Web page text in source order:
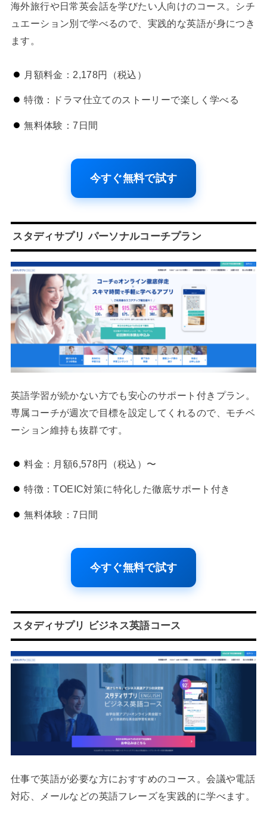
海外旅行や日常英会話を学びたい人向けのコース。シチ
ュエーション別で学べるので、実践的な英語が身につき
ます。
月額料金：2,178円（税込）
特徴：ドラマ仕立てのストーリーで楽しく学べる
無料体験：7日間
今すぐ無料で試す
スタディサプリ パーソナルコーチプラン
英語学習が続かない方でも安心のサポート付きプラン。
専属コーチが週次で目標を設定してくれるので、モチベ
ーション維持も抜群です。
料金：月額6,578円（税込）〜
特徴：TOEIC対策に特化した徹底サポート付き
無料体験：7日間
今すぐ無料で試す
スタディサプリ ビジネス英語コース
仕事で英語が必要な方におすすめのコース。会議や電話
対応、メールなどの英語フレーズを実践的に学べます。